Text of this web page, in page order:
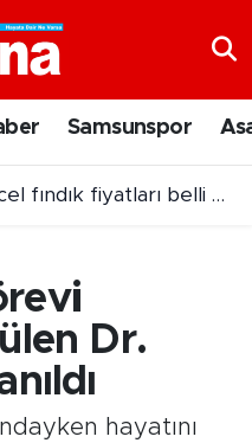
Samsunspor
Dr.
hayatını
ve Fikstür